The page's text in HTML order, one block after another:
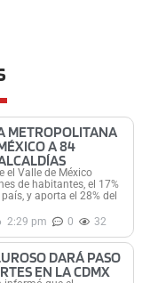
METROPOLITANA
A 84
el Valle de México
de habitantes, el 17%
y aporta el 28% del
2:29 pm 0 32
DARÁ PASO
EN LA CDMX